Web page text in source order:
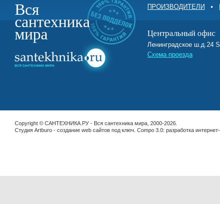
Вся
сантехника
мира
ПРОИЗВОДИТЕЛИ •
Центральный офис
Ленинградское ш.д.24
Схема проезда
Copyright © САНТЕХНИКА.РУ - Вся сантехника мира, 2000-2026.
Студия Artburo - cоздание web сайтов под ключ . Compo 3.0: разработка